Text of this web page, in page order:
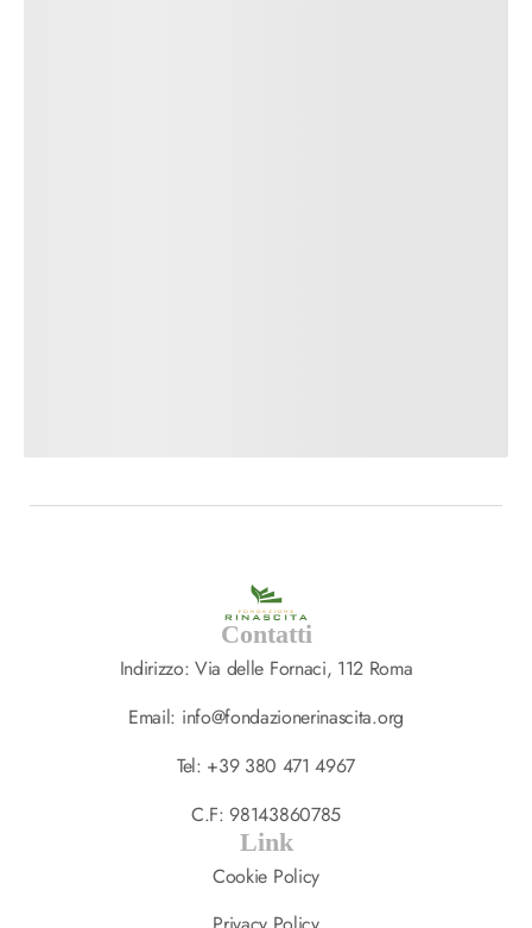
Contatti
Indirizzo: Via delle Fornaci, 112 Roma
Email: info@fondazionerinascita.org
Tel: +39 380 471 4967
C.F: 98143860785
Link
Cookie Policy